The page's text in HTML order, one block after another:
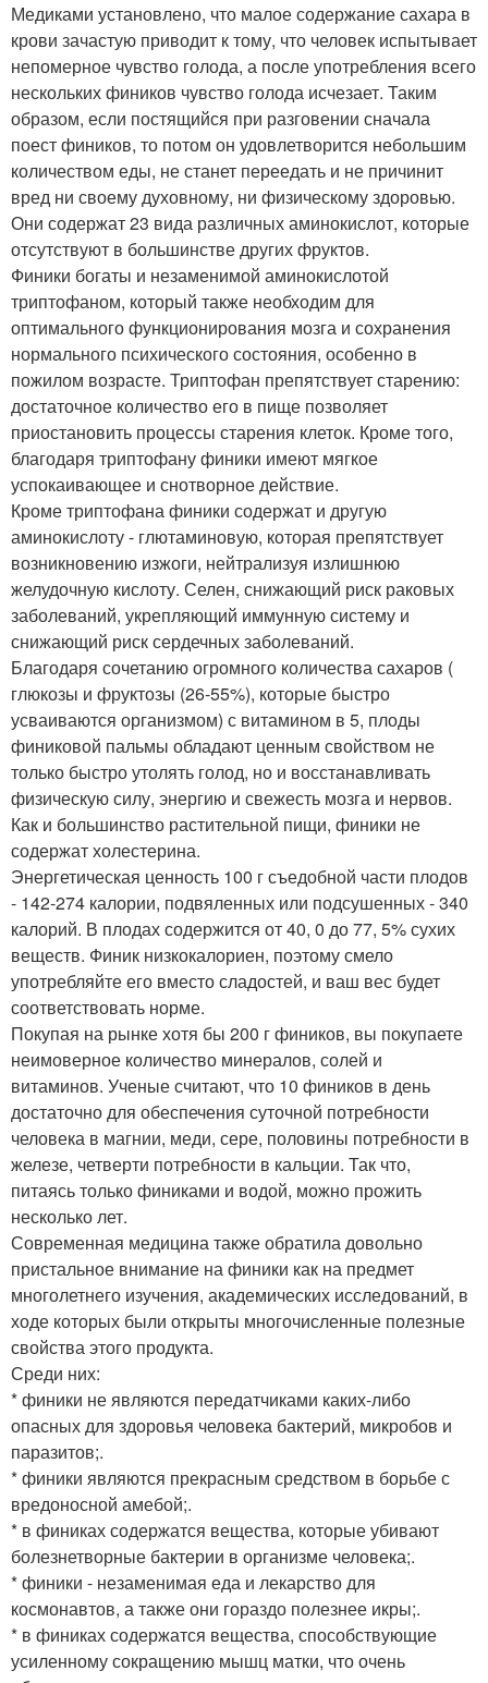
Медиками установлено, что малое содержание сахара в
крови зачастую приводит к тому, что человек испытывает
непомерное чувство голода, а после употребления всего
нескольких фиников чувство голода исчезает. Таким
образом, если постящийся при разговении сначала
поест фиников, то потом он удовлетворится небольшим
количеством еды, не станет переедать и не причинит
вред ни своему духовному, ни физическому здоровью.
Они содержат 23 вида различных аминокислот, которые
отсутствуют в большинстве других фруктов.
Финики богаты и незаменимой аминокислотой
триптофаном, который также необходим для
оптимального функционирования мозга и сохранения
нормального психического состояния, особенно в
пожилом возрасте. Триптофан препятствует старению:
достаточное количество его в пище позволяет
приостановить процессы старения клеток. Кроме того,
благодаря триптофану финики имеют мягкое
успокаивающее и снотворное действие.
Кроме триптофана финики содержат и другую
аминокислоту - глютаминовую, которая препятствует
возникновению изжоги, нейтрализуя излишнюю
желудочную кислоту. Селен, снижающий риск раковых
заболеваний, укрепляющий иммунную систему и
снижающий риск сердечных заболеваний.
Благодаря сочетанию огромного количества сахаров (
глюкозы и фруктозы (26-55%), которые быстро
усваиваются организмом) с витамином в 5, плоды
финиковой пальмы обладают ценным свойством не
только быстро утолять голод, но и восстанавливать
физическую силу, энергию и свежесть мозга и нервов.
Как и большинство растительной пищи, финики не
содержат холестерина.
Энергетическая ценность 100 г съедобной части плодов
- 142-274 калории, подвяленных или подсушенных - 340
калорий. В плодах содержится от 40, 0 до 77, 5% сухих
веществ. Финик низкокалориен, поэтому смело
употребляйте его вместо сладостей, и ваш вес будет
соответствовать норме.
Покупая на рынке хотя бы 200 г фиников, вы покупаете
неимоверное количество минералов, солей и
витаминов. Ученые считают, что 10 фиников в день
достаточно для обеспечения суточной потребности
человека в магнии, меди, сере, половины потребности в
железе, четверти потребности в кальции. Так что,
питаясь только финиками и водой, можно прожить
несколько лет.
Современная медицина также обратила довольно
пристальное внимание на финики как на предмет
многолетнего изучения, академических исследований, в
ходе которых были открыты многочисленные полезные
свойства этого продукта.
Среди них:
* финики не являются передатчиками каких-либо
опасных для здоровья человека бактерий, микробов и
паразитов;.
* финики являются прекрасным средством в борьбе с
вредоносной амебой;.
* в финиках содержатся вещества, которые убивают
болезнетворные бактерии в организме человека;.
* финики - незаменимая еда и лекарство для
космонавтов, а также они гораздо полезнее икры;.
* в финиках содержатся вещества, способствующие
усиленному сокращению мышц матки, что очень